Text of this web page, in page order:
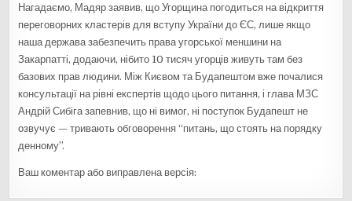
Нагадаємо, Мадяр заявив, що Угорщина погодиться на відкриття
переговорних кластерів для вступу України до ЄС, лише якщо
наша держава забезпечить права угорської меншини на
Закарпатті, додаючи, нібито 10 тисяч угорців живуть там без
базових прав людини. Між Києвом та Будапештом вже почалися
консультації на рівні експертів щодо цього питання, і глава МЗС
Андрій Сибіга запевнив, що ні вимог, ні поступок Будапешт не
озвучує — тривають обговорення “питань, що стоять на порядку
денному”.
Ваш коментар або виправлена версія: